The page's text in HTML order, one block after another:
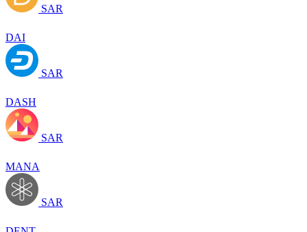
SAR
DAI
SAR
DASH
SAR
MANA
SAR